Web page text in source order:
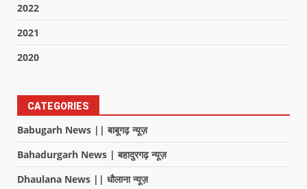
2022
2021
2020
CATEGORIES
Babugarh News || बाबूगढ़ न्यूज़
Bahadurgarh News | बहादुरगढ़ न्यूज़
Dhaulana News || धौलाना न्यूज़